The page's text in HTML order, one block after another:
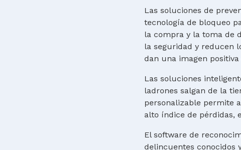
Las soluciones de
tecnología de bloqueo
la compra y la toma de
la seguridad y reducen
dan una imagen
Las soluciones
ladrones salgan de la
personalizable permite
alto índice de pérdidas,
El software de
delincuentes conocidos